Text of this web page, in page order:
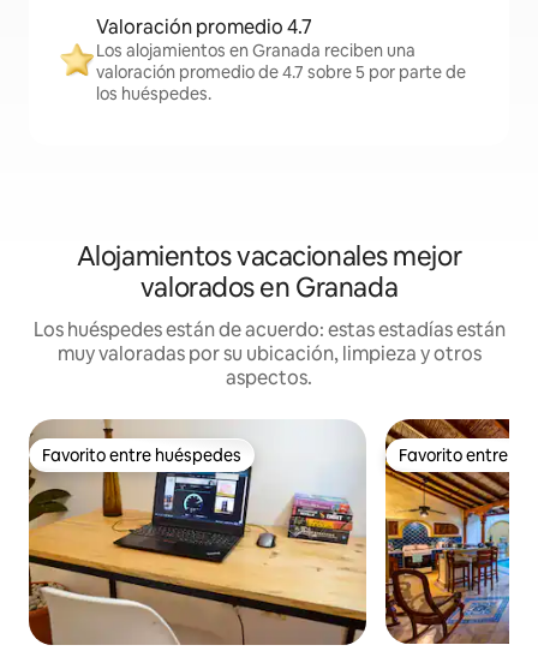
Valoración promedio 4.7
Los alojamientos en Granada reciben una
valoración promedio de 4.7 sobre 5 por parte de
los huéspedes.
Alojamientos vacacionales mejor
valorados en Granada
Los huéspedes están de acuerdo: estas estadías están
muy valoradas por su ubicación, limpieza y otros
aspectos.
Favorito entre huéspedes
Favorito entre huéspedes Favorito entre
Favorito entre